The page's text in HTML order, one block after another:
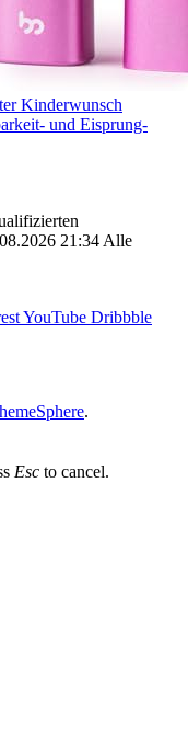
Kinderwunsch
und Eisprung-
21:34 Alle
YouTube Dribbble
.
Esc to cancel.